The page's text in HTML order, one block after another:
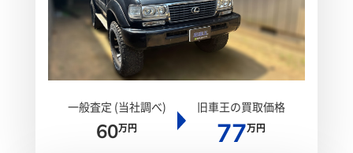
一般査定 (当社調べ)
60万円
旧車王の買取価格
77万円